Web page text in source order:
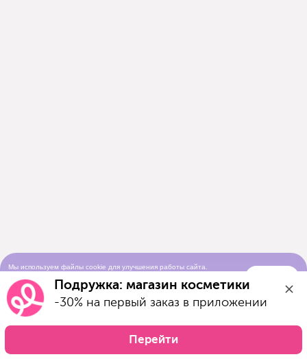
Мы используем файлы cookie для улучшения работы сайта.
использования cookie-файловПодружка: магазин косметики
-30% на первый заказ в приложении
Перейти